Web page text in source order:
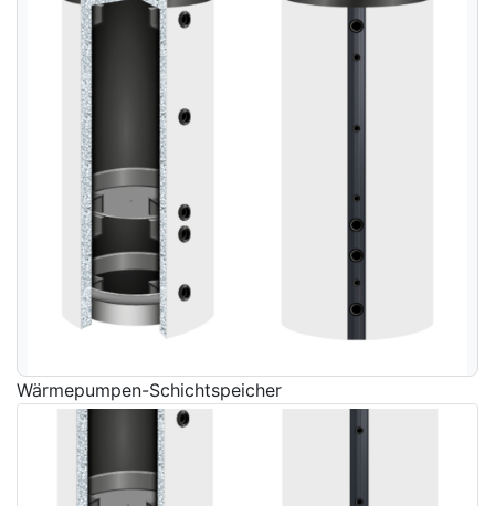
Wärmepumpen-Schichtspeicher